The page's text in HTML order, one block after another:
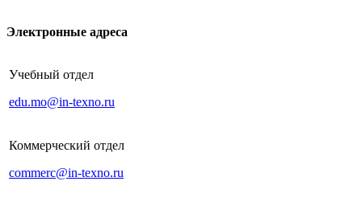
Электронные адреса
Учебный отдел
edu.mo@in-texno.ru
Коммерческий отдел
commerc@in-texno.ru